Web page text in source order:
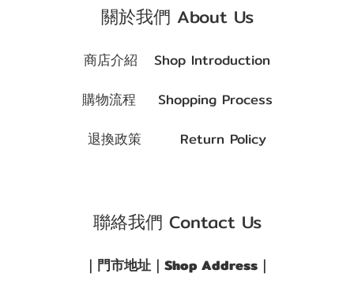
關於我們 About Us
商店介紹 Shop Introduction
購物流程 Shopping Process
退換政策 Return Policy
聯絡我們 Contact Us
｜門市地址｜Shop Address｜